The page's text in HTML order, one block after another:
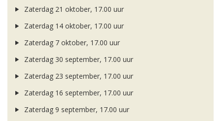
Zaterdag 21 oktober, 17.00 uur
Zaterdag 14 oktober, 17.00 uur
Zaterdag 7 oktober, 17.00 uur
Zaterdag 30 september, 17.00 uur
Zaterdag 23 september, 17.00 uur
Zaterdag 16 september, 17.00 uur
Zaterdag 9 september, 17.00 uur